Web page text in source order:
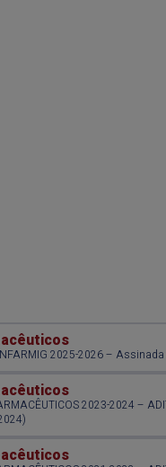
2025-2026 –
2023-2024 –